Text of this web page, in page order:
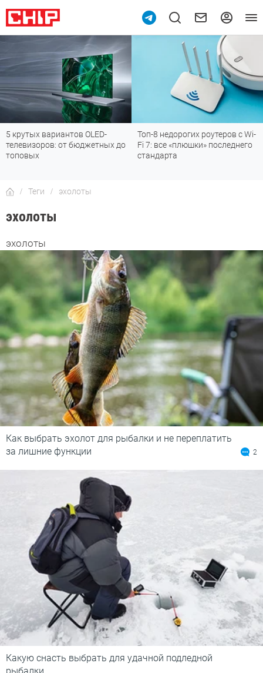
5 крутых вариантов OLED-
телевизоров: от бюджетных до
топовых
Топ-8 недорогих роутеров с Wi-
Fi 7: все «плюшки» последнего
стандарта
Теги эхолоты
эхолоты
эхолоты
Как выбрать эхолот для рыбалки и не переплатить
за лишние функции
2
Какую снасть выбрать для удачной подледной
рыбалки